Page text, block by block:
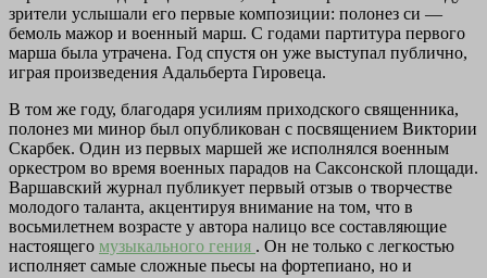
зрители услышали его первые композиции: полонез си —
бемоль мажор и военный марш. С годами партитура первого
марша была утрачена. Год спустя он уже выступал публично,
играя произведения Адальберта Гировеца.
В том же году, благодаря усилиям приходского священника,
полонез ми минор был опубликован с посвящением Виктории
Скарбек. Один из первых маршей же исполнялся военным
оркестром во время военных парадов на Саксонской площади.
Варшавский журнал публикует первый отзыв о творчестве
молодого таланта, акцентируя внимание на том, что в
восьмилетнем возрасте у автора налицо все составляющие
настоящего музыкального гения . Он не только с легкостью
исполняет самые сложные пьесы на фортепиано, но и